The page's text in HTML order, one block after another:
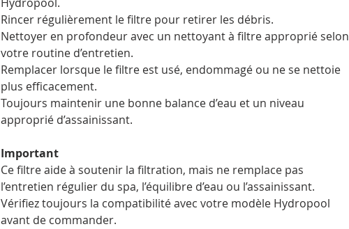
Rincer régulièrement le filtre pour retirer les débris.
Nettoyer en profondeur avec un nettoyant à filtre approprié selon
votre routine d’entretien.
Remplacer lorsque le filtre est usé, endommagé ou ne se nettoie
plus efficacement.
Toujours maintenir une bonne balance d’eau et un niveau
approprié d’assainissant.
Important
Ce filtre aide à soutenir la filtration, mais ne remplace pas
l’entretien régulier du spa, l’équilibre d’eau ou l’assainissant.
Vérifiez toujours la compatibilité avec votre modèle Hydropool
avant de commander.